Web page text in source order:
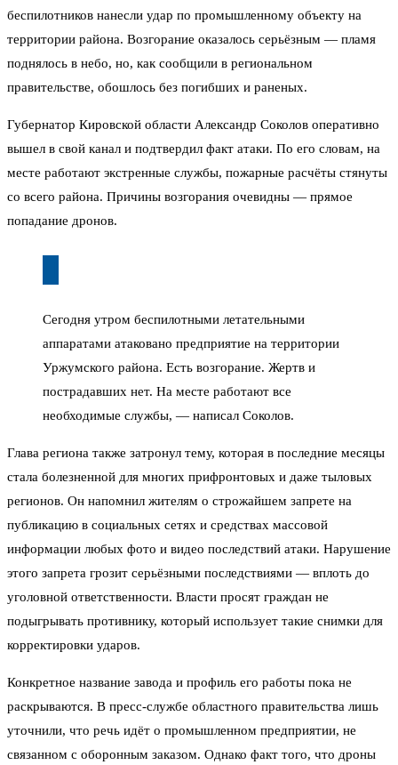
беспилотников нанесли удар по промышленному объекту на
территории района. Возгорание оказалось серьёзным — пламя
поднялось в небо, но, как сообщили в региональном
правительстве, обошлось без погибших и раненых.
Губернатор Кировской области Александр Соколов оперативно
вышел в свой канал и подтвердил факт атаки. По его словам, на
месте работают экстренные службы, пожарные расчёты стянуты
со всего района. Причины возгорания очевидны — прямое
попадание дронов.
Сегодня утром беспилотными летательными
аппаратами атаковано предприятие на территории
Уржумского района. Есть возгорание. Жертв и
пострадавших нет. На месте работают все
необходимые службы, — написал Соколов.
Глава региона также затронул тему, которая в последние месяцы
стала болезненной для многих прифронтовых и даже тыловых
регионов. Он напомнил жителям о строжайшем запрете на
публикацию в социальных сетях и средствах массовой
информации любых фото и видео последствий атаки. Нарушение
этого запрета грозит серьёзными последствиями — вплоть до
уголовной ответственности. Власти просят граждан не
подыгрывать противнику, который использует такие снимки для
корректировки ударов.
Конкретное название завода и профиль его работы пока не
раскрываются. В пресс-службе областного правительства лишь
уточнили, что речь идёт о промышленном предприятии, не
связанном с оборонным заказом. Однако факт того, что дроны